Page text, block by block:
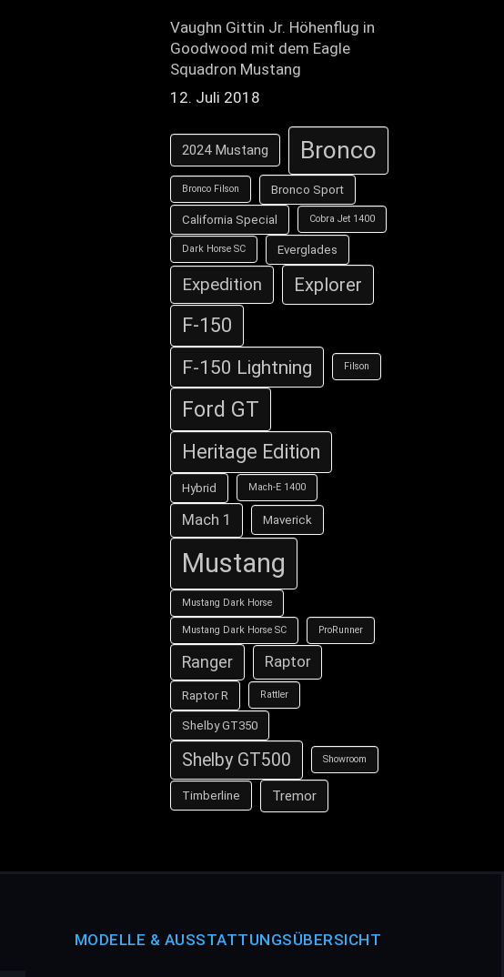
Vaughn Gittin Jr. Höhenflug in
Goodwood mit dem Eagle
Squadron Mustang
12. Juli 2018
2024 Mustang Bronco
Bronco Filson Bronco Sport
California Special Cobra Jet 1400
Dark Horse SC Everglades
Expedition Explorer
F-150
F-150 Lightning
Filson
Ford GT
Heritage Edition
Hybrid Mach-E 1400
Mach 1 Maverick
Mustang
Mustang Dark Horse
Mustang Dark Horse SC ProRunner
Ranger Raptor
Raptor R Rattler
Shelby GT350
Shelby GT500 Showroom
Timberline Tremor
MODELLE & AUSSTATTUNGSÜBERSICHT